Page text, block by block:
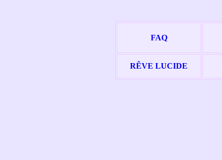
FAQ
RÊVE LUCIDE